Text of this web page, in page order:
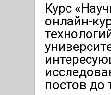
Курс
онлайн-
постов до